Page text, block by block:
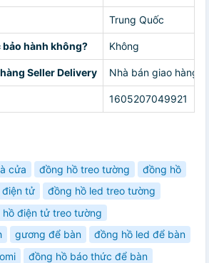
Trung Quốc
hành không? Không
Seller Delivery Nhà bán giao hàng
1605207049921
cửa đồng hồ treo tường
đồng hồ
tử
đồng hồ led treo tường
hồ điện tử treo tường
gương để bàn
đồng hồ led để bàn
đồng hồ báo thức để bàn